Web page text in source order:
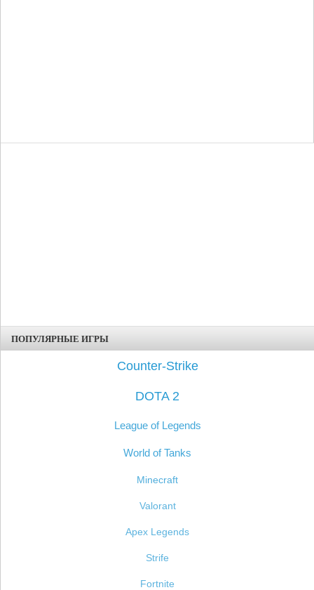
ПОПУЛЯРНЫЕ ИГРЫ
Counter-Strike
DOTA 2
League of Legends
World of Tanks
Minecraft
Valorant
Apex Legends
Strife
Fortnite